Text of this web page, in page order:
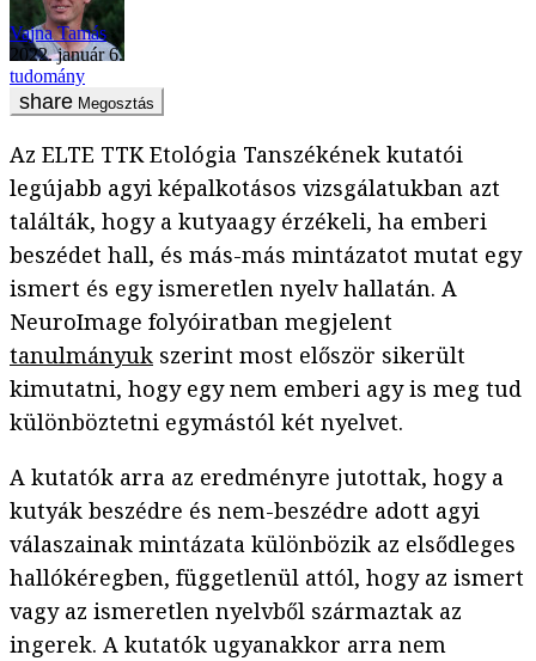
Vajna Tamás
2022. január 6.
tudomány
Megosztás
Az ELTE TTK Etológia Tanszékének kutatói
legújabb agyi képalkotásos vizsgálatukban azt
találták, hogy a kutyaagy érzékeli, ha emberi
beszédet hall, és más-más mintázatot mutat egy
ismert és egy ismeretlen nyelv hallatán. A
NeuroImage folyóiratban megjelent
tanulmányuk szerint most először sikerült
kimutatni, hogy egy nem emberi agy is meg tud
különböztetni egymástól két nyelvet.
A kutatók arra az eredményre jutottak, hogy a
kutyák beszédre és nem-beszédre adott agyi
válaszainak mintázata különbözik az elsődleges
hallókéregben, függetlenül attól, hogy az ismert
vagy az ismeretlen nyelvből származtak az
ingerek. A kutatók ugyanakkor arra nem